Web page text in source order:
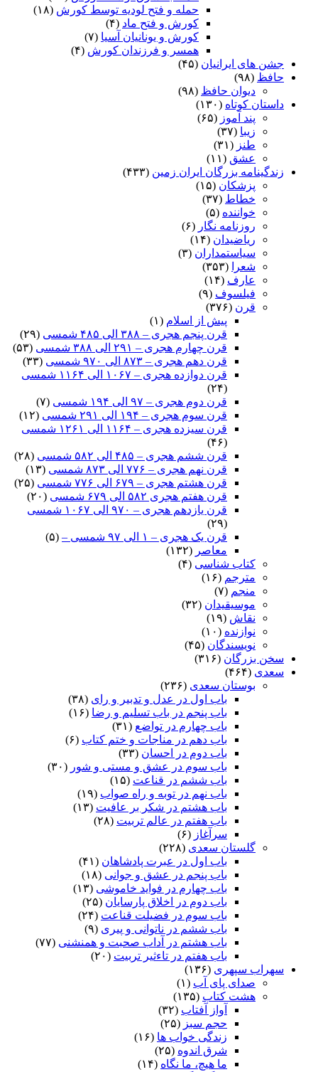
حمله و فتح لودیه توسط کورش (۱۸)
کورش و فتح ماد (۴)
کورش و یونانیان آسیا (۷)
همسر و فرزندان کورش (۴)
جشن های ایرانیان (۴۵)
حافظ (۹۸)
دیوان حافظ (۹۸)
داستان کوتاه (۱۳۰)
پند آموز (۶۵)
زیبا (۳۷)
طنز (۳۱)
عشق (۱۱)
زندگینامه بزرگان ایران زمین (۴۳۳)
پزشکان (۱۵)
خطاط (۳۷)
خواننده (۵)
روزنامه نگار (۶)
ریاضیدان (۱۴)
سیاستمداران (۳)
شعرا
(۳۵۳)
عارف (۱۴)
فیلسوف (۹)
قرن (۳۷۶)
پیش از اسلام (۱)
قرن پنجم هجری – ۳۸۸ الی ۴۸۵ شمسی
(۲۹)
قرن چهارم هجری – ۲۹۱ الی ۳۸۸ شمسی
(۵۳)
قرن دهم هجری – ۸۷۳ الی ۹۷۰ شمسی
(۳۳)
قرن دوازده هجری – ۱۰۶۷ الی ۱۱۶۴ شمسی
(۲۴)
قرن دوم هجری – ۹۷ الی ۱۹۴ شمسی
(۷)
قرن سوم هجری – ۱۹۴ الی ۲۹۱ شمسی
(۱۲)
قرن سیزده هجری – ۱۱۶۴ الی ۱۲۶۱ شمسی
(۴۶)
قرن ششم هجری – ۴۸۵ الی ۵۸۲ شمسی
(۲۸)
قرن نهم هجری – ۷۷۶ الی ۸۷۳ شمسی
(۱۳)
قرن هشتم هجری – ۶۷۹ الی ۷۷۶ شمسی
(۲۵)
قرن هفتم هجری ۵۸۲ الی ۶۷۹ شمسی
(۲۰)
قرن یازدهم هجری – ۹۷۰ الی ۱۰۶۷ شمسی
(۲۹)
قرن یک هجری – ۱ الی ۹۷ شمسی –
(۵)
معاصر (۱۳۲)
کتاب شناسی (۴)
مترجم (۱۶)
منجم (۷)
موسیقیدان (۳۲)
نقاش (۱۹)
نوازنده (۱۰)
نویسندگان (۴۵)
سخن بزرگان (۳۱۶)
سعدی (۴۶۴)
بوستان سعدی (۲۳۶)
باب اول در عدل و تدبیر و رای (۳۸)
باب پنجم در باب تسلیم و رضا (۱۶)
باب چهارم در تواضع (۳۱)
باب دهم در مناجات و ختم کتاب (۶)
باب دوم در احسان (۳۳)
باب سوم در عشق و مستی و شور (۳۰)
باب ششم در قناعت (۱۵)
باب نهم در توبه و راه صواب (۱۹)
باب هشتم در شکر بر عافیت (۱۳)
باب هفتم در عالم تربیت (۲۸)
سرآغاز (۶)
گلستان سعدی (۲۲۸)
باب اول در عبرت پادشاهان (۴۱)
باب پنجم در عشق و جوانى (۱۸)
باب چهارم در فواید خاموشى (۱۳)
باب دوم در اخلاق پارسایان (۲۵)
باب سوم در فضیلت قناعت (۲۴)
باب ششم در ناتوانى و پیرى (۹)
باب هشتم در آداب صحبت و همنشنى (۷۷)
باب هفتم در تاءثیر تربیت (۲۰)
سهراب سپهری (۱۳۶)
صدای پای آب (۱)
هشت کتاب (۱۳۵)
آواز آفتاب (۳۲)
حجم سبز (۲۵)
زندگی خواب ها (۱۶)
شرق اندوه (۲۵)
ما هیچ، ما نگاه (۱۴)